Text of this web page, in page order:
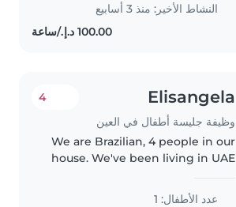
النشاط الأخير: منذ 3 أسابيع
Elisangela
وظيفة جليسة أطفال في العين
4
We are Brazilian, 4 people in our
house. We've been living in UAE
عدد الأطفال: 1